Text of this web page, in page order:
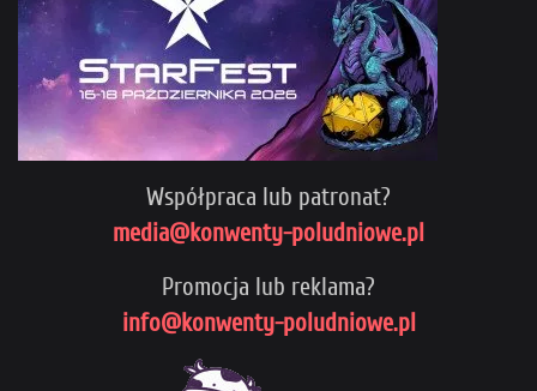
Współpraca lub patronat?
media@konwenty-poludniowe.pl
Promocja lub reklama?
info@konwenty-poludniowe.pl